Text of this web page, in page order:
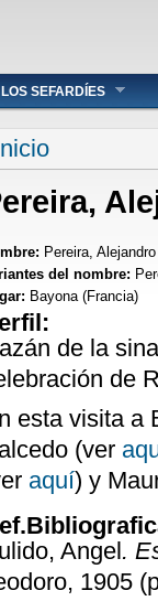
SEFARDÍES
encuentra
Pereira, Alejandro
del nombre:
Bayona (Francia)
de la
de
esta visita a
(ver
aquí) y
Angel .
1905